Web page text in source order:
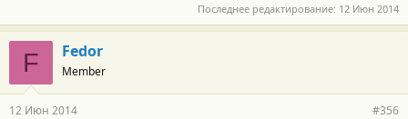
Последнее редактирование: 12 Июн 2014
F Fedor
Member
12 Июн 2014 #356